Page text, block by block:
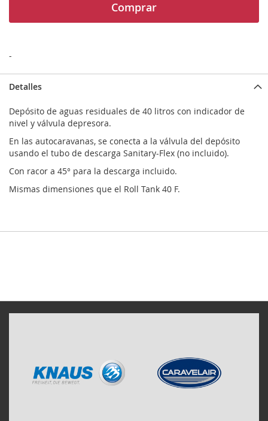
Comprar
-
Detalles
Depósito de aguas residuales de 40 litros con indicador de
nivel y válvula depresora.
En las autocaravanas, se conecta a la válvula del depósito
usando el tubo de descarga Sanitary-Flex (no incluido).
Con racor a 45° para la descarga incluido.
Mismas dimensiones que el Roll Tank 40 F.